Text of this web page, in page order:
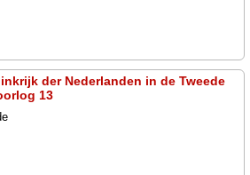
der Nederlanden in de Tweede
13